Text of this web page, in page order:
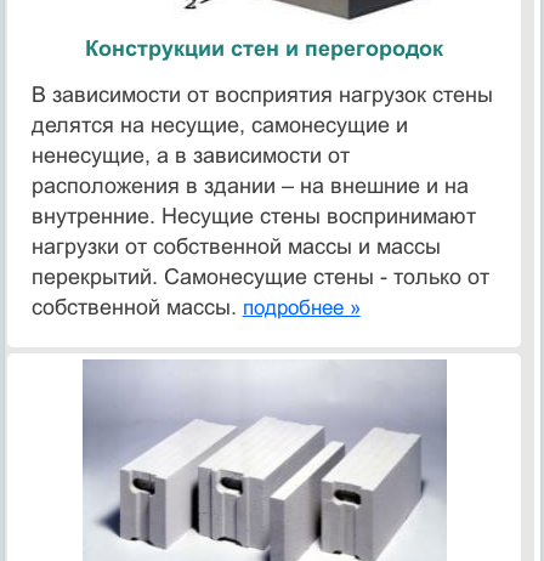
Конструкции стен и перегородок
В зависимости от восприятия нагрузок стены
делятся на несущие, самонесущие и
ненесущие, а в зависимости от
расположения в здании – на внешние и на
внутренние. Несущие стены воспринимают
нагрузки от собственной массы и массы
перекрытий. Самонесущие стены - только от
собственной массы. подробнее »